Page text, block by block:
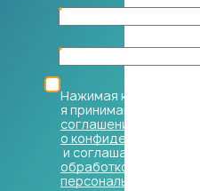
Нажимая кнопку,
я принимаю
соглашение
о конфиденциальности
и соглашаюсь с
обработкой
персональных данных